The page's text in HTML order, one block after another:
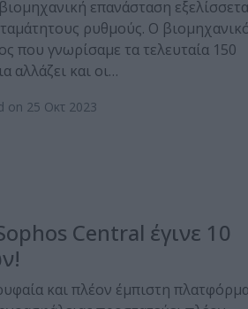
επανάσταση
ρυθμούς. Ο
που γνωρίσαμε τα τελευταία 150
αλλάζει και οι…
on 25 Οκτ 2023
Central έγινε 10
και πλέον έμπιστη